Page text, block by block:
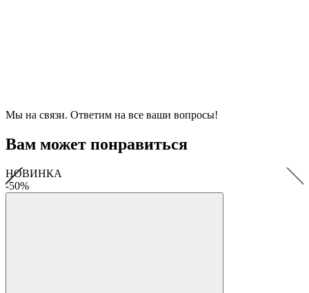
Мы на связи. Ответим на все ваши вопросы!
Вам может понравиться
НОВИНКА
-50%